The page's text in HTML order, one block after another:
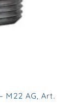
M22 AG, Art.